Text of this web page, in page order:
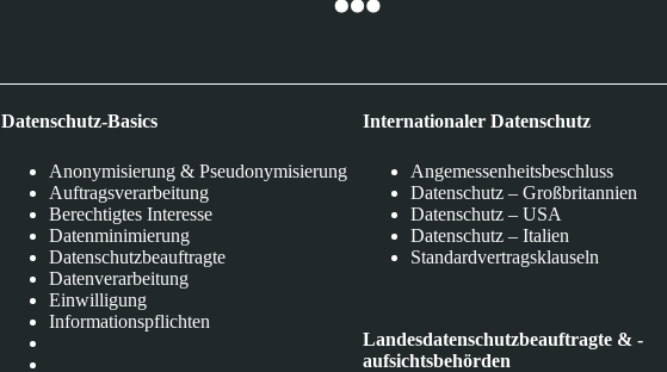
Datenschutz-Basics
Anonymisierung & Pseudonymisierung
Auftragsverarbeitung
Berechtigtes Interesse
Datenminimierung
Datenschutzbeauftragte
Datenverarbeitung
Einwilligung
Informationspflichten
Internationaler Datenschutz
Angemessenheitsbeschluss
Datenschutz – Großbritannien
Datenschutz – USA
Datenschutz – Italien
Standardvertragsklauseln
Landesdatenschutzbeauftragte & -
aufsichtsbehörden